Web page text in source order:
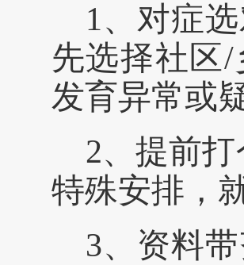
1、 对症
先选择社区/
发育异常或
2、 提前打
特殊安排，
3、 资料